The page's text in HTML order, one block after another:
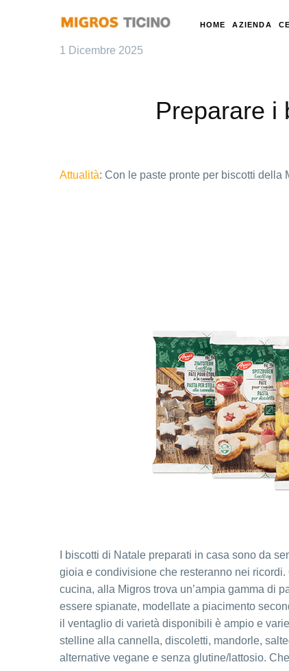
HOME AZIENDA
1 Dicembre 2025
Preparare i
Attualità: Con le paste pronte per biscotti della
I biscotti di Natale preparati in casa sono da
gioia e condivisione che resteranno nei
cucina, alla Migros trova un’ampia gamma di
essere spianate, modellate a piacimento
il ventaglio di varietà disponibili è ampio e
stelline alla cannella, discoletti, mandorle,
alternative vegane e senza glutine/lattosio.